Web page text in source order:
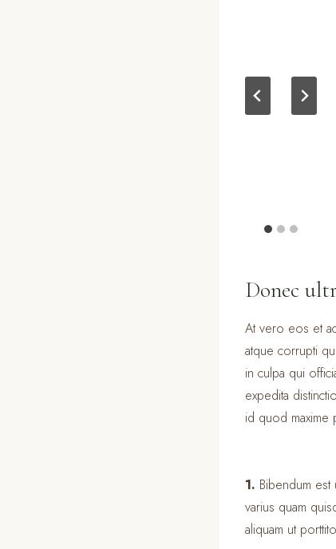
Donec
At vero eos et
atque corrupti
in culpa qui
expedita
id quod maxime
1. Bibendum
varius quam
aliquam ut